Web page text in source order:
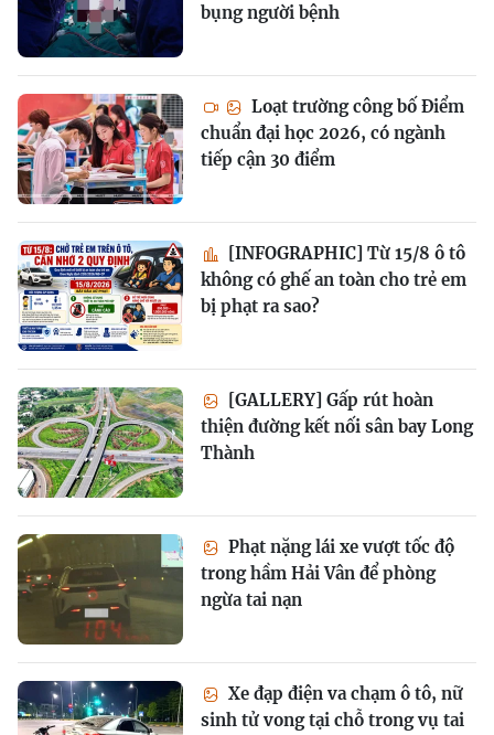
bụng người bệnh
Loạt trường công bố Điểm
chuẩn đại học 2026, có ngành
tiếp cận 30 điểm
[INFOGRAPHIC] Từ 15/8 ô tô
không có ghế an toàn cho trẻ em
bị phạt ra sao?
[GALLERY] Gấp rút hoàn
thiện đường kết nối sân bay Long
Thành
Phạt nặng lái xe vượt tốc độ
trong hầm Hải Vân để phòng
ngừa tai nạn
Xe đạp điện va chạm ô tô, nữ
sinh tử vong tại chỗ trong vụ tai